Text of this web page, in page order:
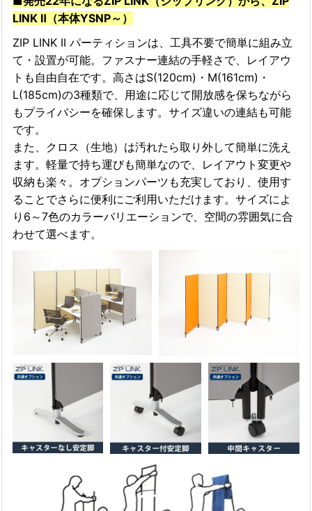
LINK Ⅱ（本体YSNP～）
ZIP LINK II パーティションは、工具不要で簡単に組み立
て・設置が可能。ファスナー連結の手軽さで、レイアウ
トも自由自在です。高さはS(120cm)・M(161cm)・
L(185cm)の3種類で、用途に応じて開放感を保ちながら
もプライバシーを確保します。サイズ違いの連結も可能
です。
また、クロス（生地）は汚れたら取り外して簡単に洗え
ます。軽量で持ち運びも簡単なので、レイアウト変更や
収納も楽々。オプションパーツも充実しており、使用す
ることでさらに便利にご利用いただけます。サイズによ
り6～7色のカラーバリエーションで、空間の雰囲気に合
わせて選べます。